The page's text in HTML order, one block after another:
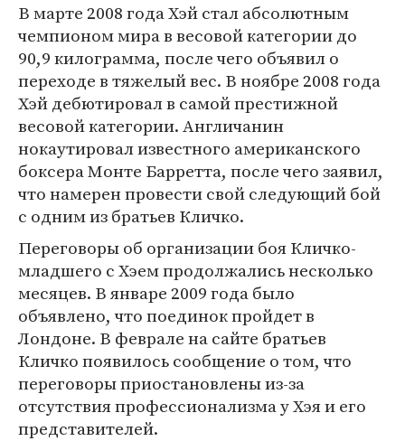
В марте 2008 года Хэй стал абсолютным
чемпионом мира в весовой категории до
90,9 килограмма, после чего объявил о
переходе в тяжелый вес. В ноябре 2008 года
Хэй дебютировал в самой престижной
весовой категории. Англичанин
нокаутировал известного американского
боксера Монте Барретта, после чего заявил,
что намерен провести свой следующий бой
с одним из братьев Кличко.
Переговоры об организации боя Кличко-
младшего с Хэем продолжались несколько
месяцев. В январе 2009 года было
объявлено, что поединок пройдет в
Лондоне. В феврале на сайте братьев
Кличко появилось сообщение о том, что
переговоры приостановлены из-за
отсутствия профессионализма у Хэя и его
представителей.